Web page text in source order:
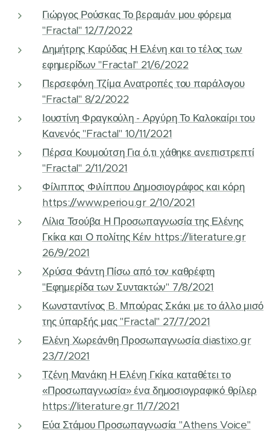
Γιώργος Ρούσκας Το βεραμάν μου φόρεμα
"Fractal" 12/7/2022
Δημήτρης Καρύδας Η Ελένη και το τέλος των
εφημερίδων "Fractal" 21/6/2022
Περσεφόνη Τζίμα Ανατροπές του παράλογου
"Fractal" 8/2/2022
Ιουστίνη Φραγκούλη - Αργύρη Το Καλοκαίρι του
Κανενός "Fractal" 10/11/2021
Πέρσα Κουμούτση Για ό,τι χάθηκε ανεπιστρεπτί
"Fractal" 2/11/2021
Φίλιππος Φιλίππου Δημοσιογράφος και κόρη
https://www.periou.gr 2/10/2021
Λίλια Τσούβα Η Προσωπαγνωσία της Ελένης
Γκίκα και Ο πολίτης Κέιν https://literature.gr
26/9/2021
Χρύσα Φάντη Πίσω από τον καθρέφτη
"Εφημερίδα των Συντακτών" 7/8/2021
Κωνσταντίνος B. Μπούρας Σκάκι με το άλλο μισό
της ύπαρξής μας "Fractal" 27/7/2021
Ελένη Χωρεάνθη Προσωπαγνωσία diastixo.gr
23/7/2021
Τζένη Μανάκη Η Ελένη Γκίκα καταθέτει το
«Προσωπαγνωσία» ένα δημοσιογραφικό θρίλερ
https://literature.gr 11/7/2021
Εύα Στάμου Προσωπαγνωσία "Athens Voice"